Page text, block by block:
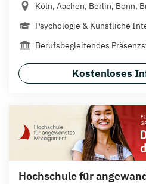
Köln, Aachen, Berlin, Bonn,
Psychologie & Künstliche
Berufsbegleitendes
Kostenloses
Hochschule für